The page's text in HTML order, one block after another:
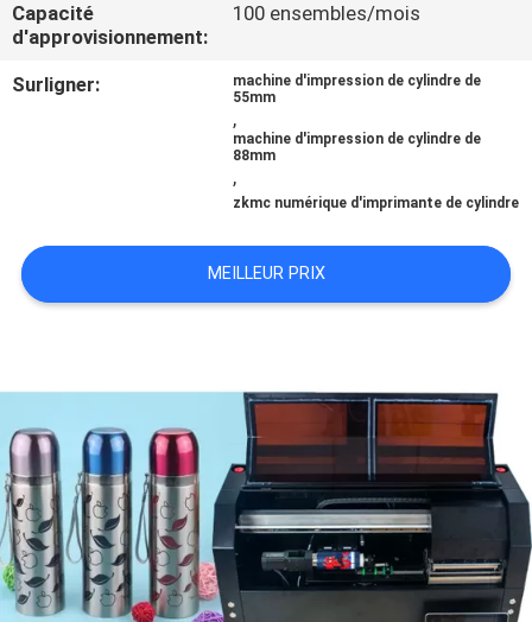
NOUVELLES
UNE
CITATION
DU
SITE
PRIVACY
POLICY
Capacité
d'approvisionnement:
100 ensembles/mois
Surligner:
machine d'impression de cylindre de
55mm
,
machine d'impression de cylindre de
88mm
,
zkmc numérique d'imprimante de cylindre
MEILLEUR PRIX